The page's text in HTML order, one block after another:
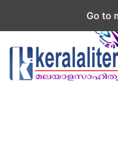
Go to